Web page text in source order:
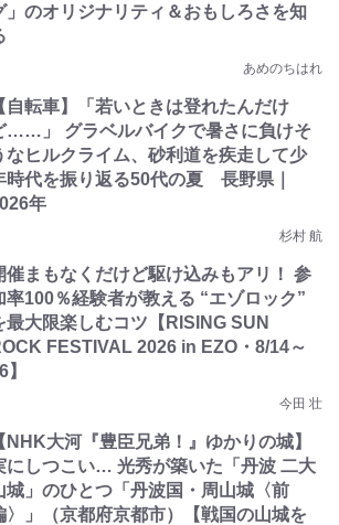
」のオリジナリティ＆おもしろさを知
あめのちはれ
自転車】「若いときは登れたんだけ
……」 グラベルバイクで暑さに負けそ
なヒルクライム、砂利道を疾走して少
時代を振り返る50代の夏 長野県｜
年
杉村 航
催まもなくだけど駆け込みもアリ！ 参
率100％経験者が教える “エゾロック”
最大限楽しむコツ【RISING SUN
FESTIVAL 2026 in EZO・8/14～
】
今田 壮
NHK大河『豊臣兄弟！』ゆかりの城】
にしつこい… 光秀が築いた「丹波 二大
城」のひとつ「丹波国・周山城〈前
〉」（京都府京都市）【戦国の山城を